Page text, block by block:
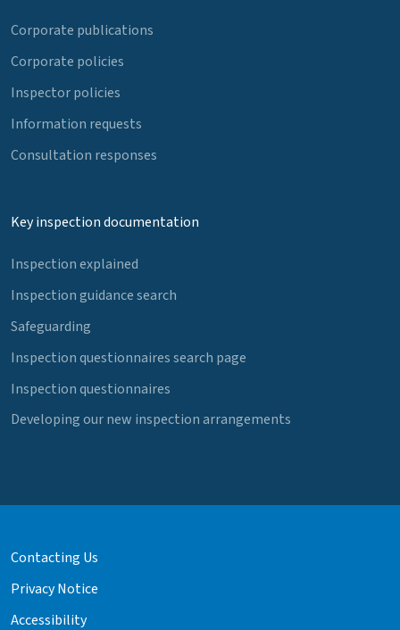
Corporate publications
Corporate policies
Inspector policies
Information requests
Consultation responses
Key inspection documentation
Inspection explained
Inspection guidance search
Safeguarding
Inspection questionnaires search page
Inspection questionnaires
Developing our new inspection arrangements
Contacting Us
Privacy Notice
Accessibility